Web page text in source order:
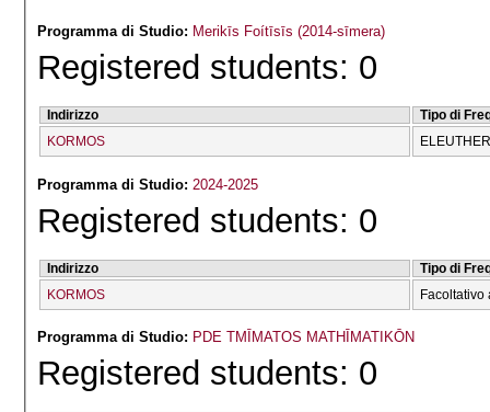
Programma di Studio: Merikīs Foítīsīs (2014-sīmera)
Registered students: 0
Indirizzo
Tipo di
KORMOS
Programma di Studio: 2024-2025
Registered students: 0
Indirizzo
Tipo di
KORMOS
Facoltativo
Programma di Studio: PDE TMĪMATOS MATHĪMATIKŌN
Registered students: 0